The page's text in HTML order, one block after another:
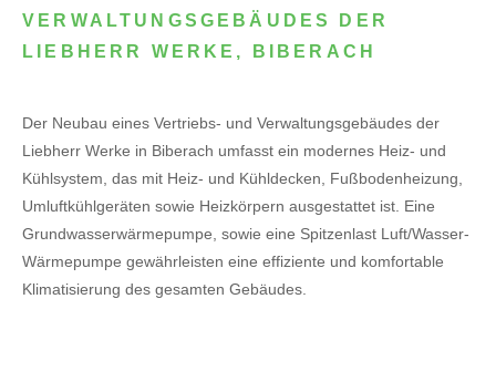
VERWALTUNGSGEBÄUDES DER
LIEBHERR WERKE, BIBERACH
Der Neubau eines Vertriebs- und Verwaltungsgebäudes der
Liebherr Werke in Biberach umfasst ein modernes Heiz- und
Kühlsystem, das mit Heiz- und Kühldecken, Fußbodenheizung,
Umluftkühlgeräten sowie Heizkörpern ausgestattet ist. Eine
Grundwasserwärmepumpe, sowie eine Spitzenlast Luft/Wasser-
Wärmepumpe gewährleisten eine effiziente und komfortable
Klimatisierung des gesamten Gebäudes.